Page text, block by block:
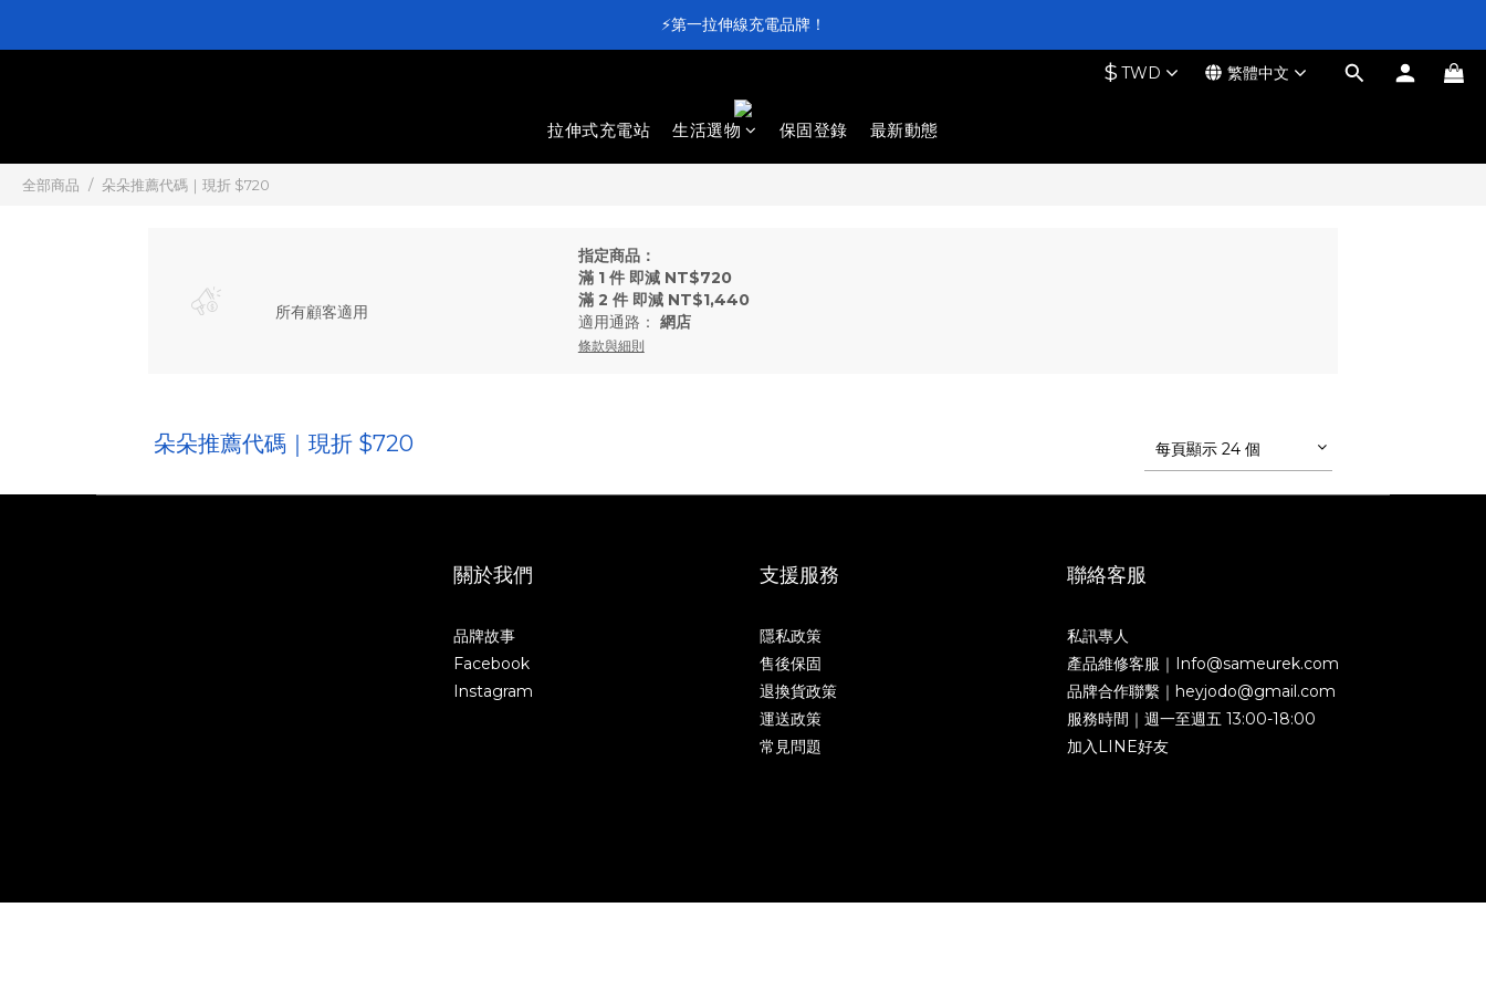
⚡第一拉伸線充電品牌！
⚡第一拉伸線充電品牌！
滿 $4,000 即享免運
$ TWD 繁體中文
拉伸式充電站 生活選物 保固登錄 最新動態
全部商品 朵朵推薦代碼｜現折 $720
所有顧客適用
指定商品：
滿 1 件 即減 NT$720
滿 2 件 即減 NT$1,440
適用通路： 網店
條款與細則
朵朵推薦代碼｜現折 $720 每頁顯示 24 個
關於我們
品牌故事
Facebook
Instagram
支援服務
隱私政策
售後保固
退換貨政策
運送政策
常見問題
聯絡客服
私訊專人
產品維修客服｜Info@sameurek.com
品牌合作聯繫｜heyjodo@gmail.com
服務時間｜週一至週五 13:00-18:00
加入LINE好友